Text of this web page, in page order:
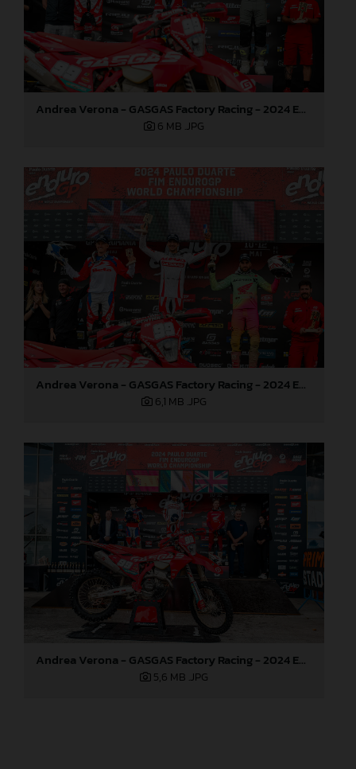
Andrea Verona - GASGAS Factory Racing - 2024 EnduroGP World Championship - Round 3, Romania
6 MB .JPG
Andrea Verona - GASGAS Factory Racing - 2024 EnduroGP World Championship - Round 3, Romania
6,1 MB .JPG
Andrea Verona - GASGAS Factory Racing - 2024 EnduroGP World Championship - Round 3, Romania
5,6 MB .JPG